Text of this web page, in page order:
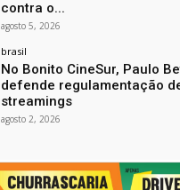
contra o...
agosto 5, 2026
brasil
No Bonito CineSur, Paulo
defende regulamentação
streamings
agosto 2, 2026